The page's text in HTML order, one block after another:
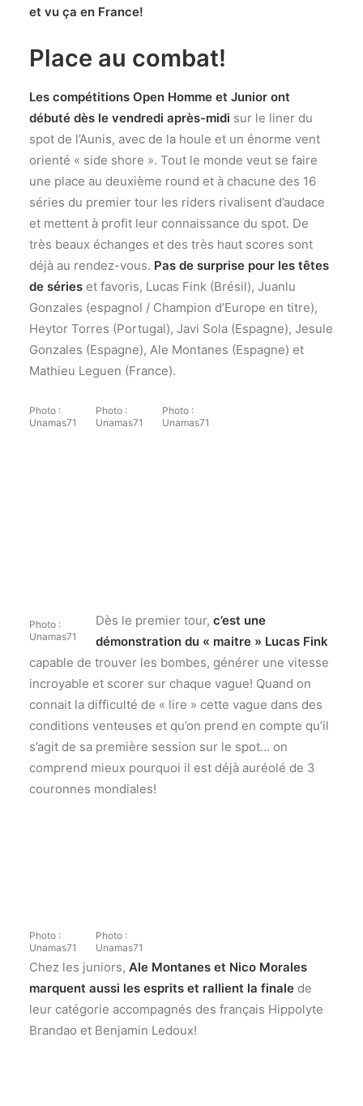
et vu ça en France!
Place au combat!
Les compétitions Open Homme et Junior ont
débuté dès le vendredi après-midi sur le liner du
spot de l’Aunis, avec de la houle et un énorme vent
orienté « side shore ». Tout le monde veut se faire
une place au deuxième round et à chacune des 16
séries du premier tour les riders rivalisent d’audace
et mettent à profit leur connaissance du spot. De
très beaux échanges et des très haut scores sont
déjà au rendez-vous. Pas de surprise pour les têtes
de séries et favoris, Lucas Fink (Brésil), Juanlu
Gonzales (espagnol / Champion d’Europe en titre),
Heytor Torres (Portugal), Javi Sola (Espagne), Jesule
Gonzales (Espagne), Ale Montanes (Espagne) et
Mathieu Leguen (France).
Photo :
Unamas71
Photo :
Unamas71
Photo :
Unamas71
Photo :
Unamas71
Dès le premier tour, c’est une
démonstration du « maitre » Lucas Fink
capable de trouver les bombes, générer une vitesse
incroyable et scorer sur chaque vague! Quand on
connait la difficulté de « lire » cette vague dans des
conditions venteuses et qu’on prend en compte qu’il
s’agit de sa première session sur le spot… on
comprend mieux pourquoi il est déjà auréolé de 3
couronnes mondiales!
Photo :
Unamas71
Photo :
Unamas71
Chez les juniors, Ale Montanes et Nico Morales
marquent aussi les esprits et rallient la finale de
leur catégorie accompagnés des français Hippolyte
Brandao et Benjamin Ledoux!